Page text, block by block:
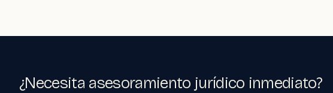
¿Necesita asesoramiento jurídico inmediato?